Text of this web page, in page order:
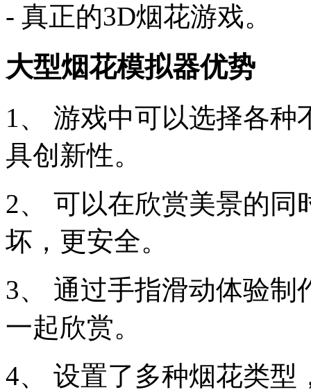
- 真正的3D烟花游戏。
大型烟花模拟器优势
1、 游戏中可以选择各
具创新性。
2、 可以在欣赏美景的同
坏，更安全。
3、 通过手指滑动体验
一起欣赏。
4、 设置了多种烟花类型